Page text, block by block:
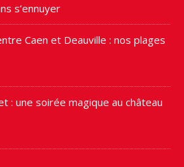
s’ennuyer
Caen et Deauville : nos plages
: une soirée magique au château